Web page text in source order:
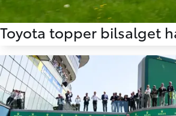
Toyota topper bilsalget